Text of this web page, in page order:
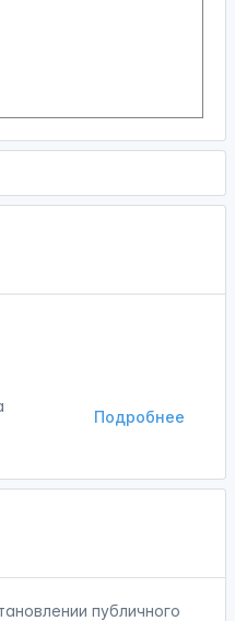
Подробнее
публичного